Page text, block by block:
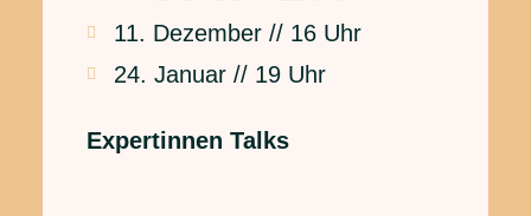
11. Dezember // 16 Uhr
24. Januar // 19 Uhr
Expertinnen Talks